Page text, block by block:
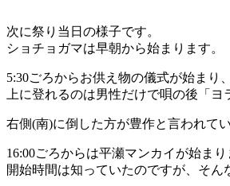
次に祭り当日の様子です。
ショチョガマは早朝から始まります。
5:30ごろからお供え物の儀式が始まり
上に登れるのは男性だけで唄の後「
右側(南)に倒した方が豊作と言われて
16:00ごろからは平瀬マンカイが始まり
開始時間は知っていたのですが、そん